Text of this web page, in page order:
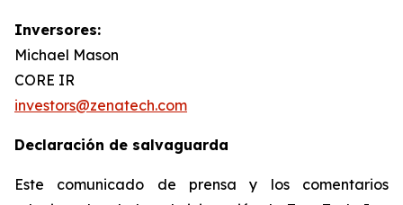
Inversores:
Michael Mason
CORE IR
investors@zenatech.com
Declaración de salvaguarda
Este comunicado de prensa y los comentarios